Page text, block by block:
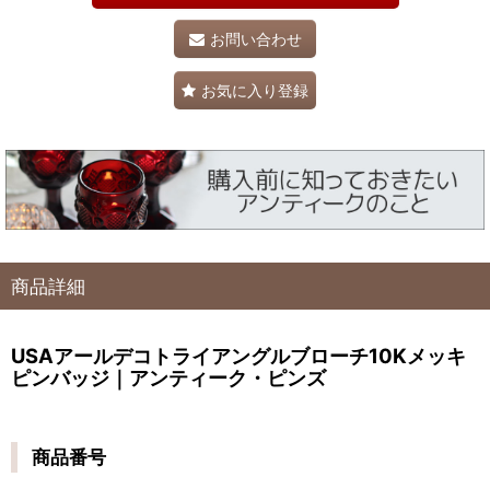
お問い合わせ
お気に入り登録
商品詳細
USAアールデコトライアングルブローチ10Kメッキ
ピンバッジ｜アンティーク・ピンズ
商品番号